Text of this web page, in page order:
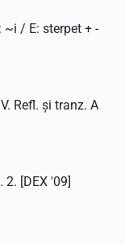
~i / E: sterpet + -
Refl. și tranz. A
2. [DEX '09]